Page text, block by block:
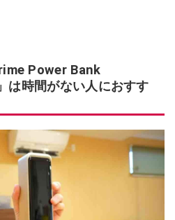
Power Bank
時間がない人におすす